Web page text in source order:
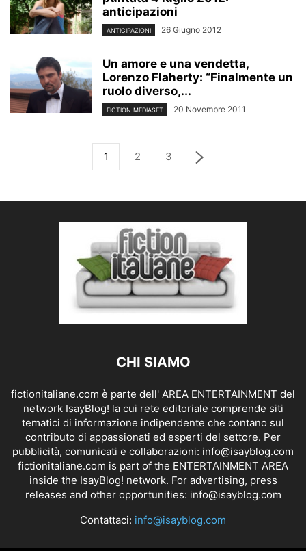
anticipazioni
ANTICIPAZIONI 26 Giugno 2012
Un amore e una vendetta,
Lorenzo Flaherty: “Finalmente un
ruolo diverso,...
FICTION MEDIASET 20 Novembre 2011
1 2 3
CHI SIAMO
fictionitaliane.com è parte dell' AREA ENTERTAINMENT del
network IsayBlog! la cui rete editoriale comprende siti
tematici di informazione indipendente che contano sul
contributo di appassionati ed esperti del settore. Per
pubblicità, comunicati e collaborazioni: info@isayblog.com
fictionitaliane.com is part of the ENTERTAINMENT AREA
inside the IsayBlog! network. For advertising, press
releases and other opportunities: info@isayblog.com
Contattaci: info@isayblog.com